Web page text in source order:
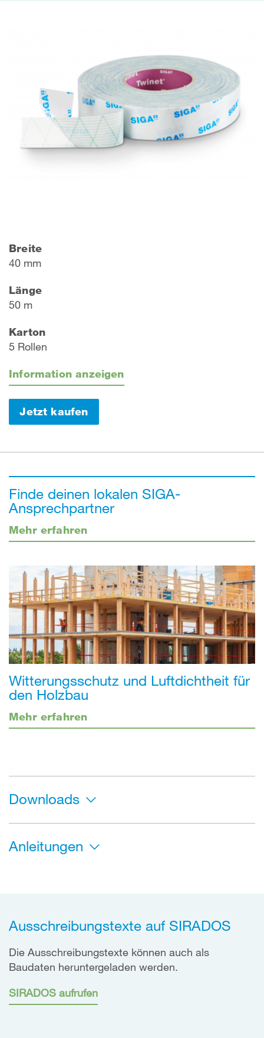
Breite
40 mm
Länge
50 m
Karton
5 Rollen
Information anzeigen
Jetzt kaufen
Finde deinen lokalen SIGA-
Ansprechpartner
Mehr erfahren
Witterungsschutz und Luftdichtheit für
den Holzbau
Mehr erfahren
Downloads
Anleitungen
Ausschreibungstexte auf SIRADOS
Die Ausschreibungstexte können auch als
Baudaten heruntergeladen werden.
SIRADOS aufrufen